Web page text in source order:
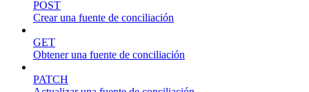
POST
Crear una fuente de conciliación
GET
Obtener una fuente de conciliación
PATCH